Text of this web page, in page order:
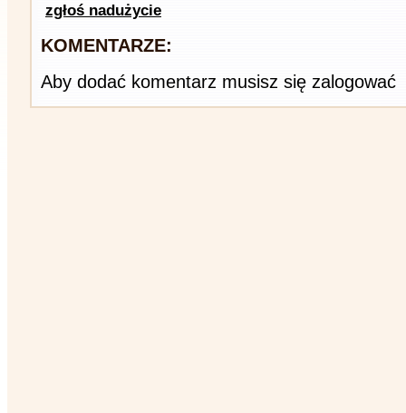
zgłoś nadużycie
KOMENTARZE:
Aby dodać komentarz musisz się zalogować